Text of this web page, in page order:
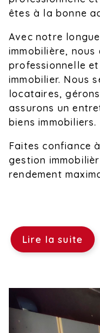
êtes à la bonne
Avec notre
immobilière, nous
professionnelle
immobilier. Nous
locataires,
assurons un
biens immobiliers.
Faites confiance
gestion
rendement
Lire la suite